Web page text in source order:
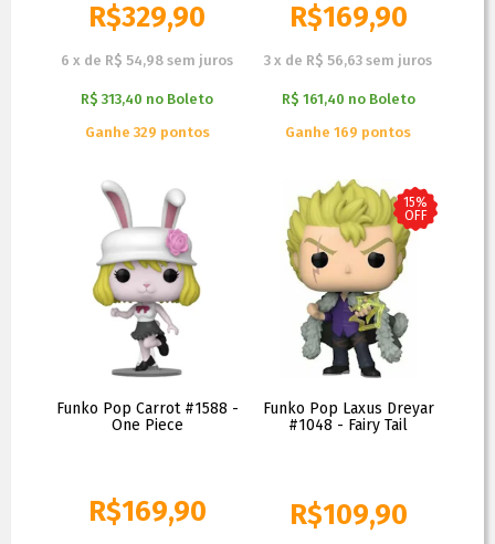
R$329,90
6 x de R$ 54,98 sem juros
R$ 313,40 no Boleto
Ganhe 329 pontos
R$169,90
3 x de R$ 56,63 sem juros
R$ 161,40 no Boleto
Ganhe 169 pontos
Funko Pop Carrot #1588 -
One Piece
R$169,90
15%
OFF
Funko Pop Laxus Dreyar
#1048 - Fairy Tail
R$109,90